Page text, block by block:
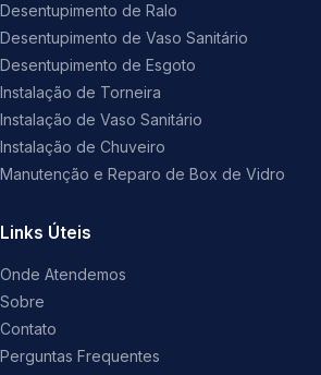
Desentupimento de Ralo
Desentupimento de Vaso Sanitário
Desentupimento de Esgoto
Instalação de Torneira
Instalação de Vaso Sanitário
Instalação de Chuveiro
Manutenção e Reparo de Box de Vidro
Links Úteis
Onde Atendemos
Sobre
Contato
Perguntas Frequentes